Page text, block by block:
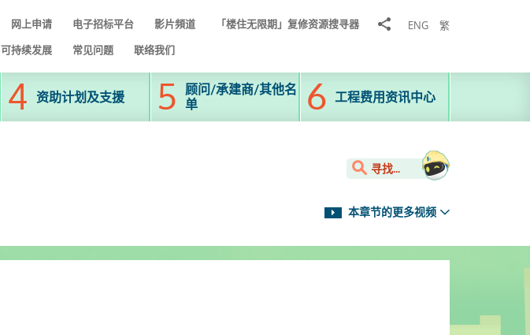
网上申请 电子招标平台 影片頻道 「楼住无限期」复修资源搜寻器
分
ENG 繁
可持续发展 常见问题 联络我们
资助计划及支援
顾问/承建商/其他名
单
工程费用资讯中心
寻找...
本章节的更多视频